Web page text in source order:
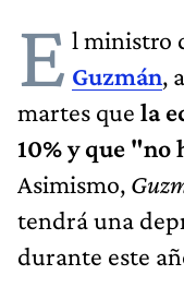
E l ministro
Guzmán,
martes que la
10% y que "no
Asimismo,
tendrá una
durante este